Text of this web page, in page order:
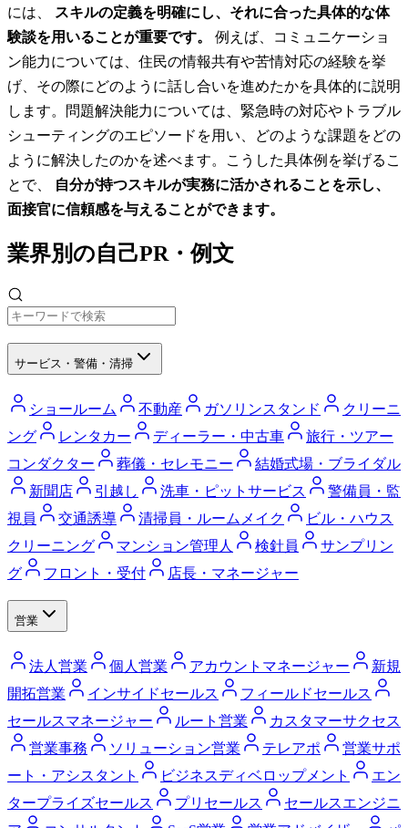
には、
スキルの定義を明確にし、それに合った具体的な体
験談を用いることが重要です。
例えば、コミュニケーショ
ン能力については、住民の情報共有や苦情対応の経験を挙
げ、その際にどのように話し合いを進めたかを具体的に説明
します。問題解決能力については、緊急時の対応やトラブル
シューティングのエピソードを用い、どのような課題をどの
ように解決したのかを述べます。こうした具体例を挙げるこ
とで、
自分が持つスキルが実務に活かされることを示し、
面接官に信頼感を与えることができます。
業界別の自己PR・例文
サービス・警備・清掃
ショールーム 不動産 ガソリンスタンド
クリーニ
ング
レンタカー ディーラー・中古車
旅行・ツアー
コンダクター
葬儀・セレモニー
結婚式場・ブライダル
新聞店
引越し 洗車・ピットサービス
警備員・監
視員
交通誘導 清掃員・ルームメイク
ビル・ハウス
クリーニング
マンション管理人 検針員
サンプリン
グ
フロント・受付 店長・マネージャー
営業
法人営業 個人営業 アカウントマネージャー
新規
開拓営業
インサイドセールス
フィールドセールス
セールスマネージャー
ルート営業
カスタマーサクセス
営業事務
ソリューション営業 テレアポ
営業サポ
ート・アシスタント
ビジネスディベロップメント
エン
タープライズセールス
プリセールス
セールスエンジニ